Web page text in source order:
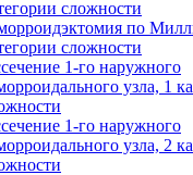
сложности
по
сложности
1-го наружного
узла, 1
1-го наружного
узла, 2